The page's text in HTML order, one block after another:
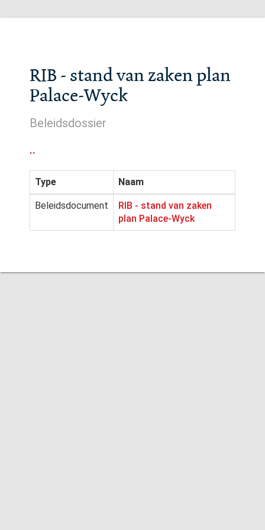
RIB - stand van zaken plan
Palace-Wyck
Beleidsdossier
..
Type Naam
Beleidsdocument
RIB - stand van zaken
plan Palace-Wyck